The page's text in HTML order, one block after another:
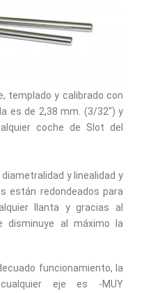
templado y calibrado con
es de 2,38 mm. (3/32") y
coche de Slot del
y linealidad y
están redondeados para
llanta y gracias al
disminuye al máximo la
funcionamiento, la
eje es -MUY